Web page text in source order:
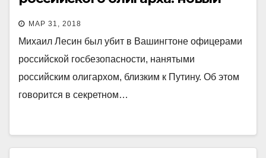
доклад Buzzfeed.
МАР 31, 2018
Михаил Лесин был убит в Вашингтоне офицерами
российской госбезопасности, нанятыми
российским олигархом, близким к Путину. Об этом
говорится в секретном…